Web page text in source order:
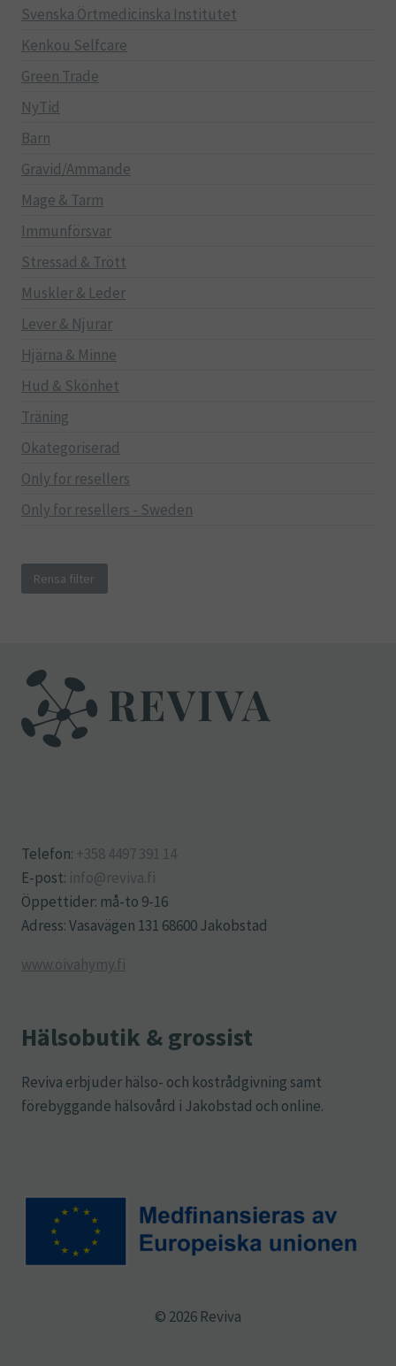
Svenska Örtmedicinska Institutet
Kenkou Selfcare
Green Trade
NyTid
Barn
Gravid/Ammande
Mage & Tarm
Immunförsvar
Stressad & Trött
Muskler & Leder
Lever & Njurar
Hjärna & Minne
Hud & Skönhet
Träning
Okategoriserad
Only for resellers
Only for resellers - Sweden
Rensa filter
Telefon: +358 4497 391 14
E-post: info@reviva.fi
Öppettider: må-to 9-16
Adress: Vasavägen 131 68600 Jakobstad
www.oivahymy.fi
Hälsobutik & grossist
Reviva erbjuder hälso- och kostrådgivning samt
förebyggande hälsovård i Jakobstad och online.
© 2026 Reviva